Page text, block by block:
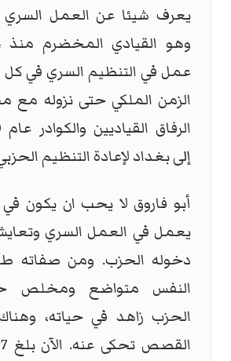
يعرف شيئا عن العمل السري
عمل في التنظيم السري في كل
الزمن الملكي حتى نزوله
إلى بغداد لإعادة التنظيم
أبو فاروق لا يحب ان يكون في
يعمل في العمل السري
دخوله الحزب. ومن صفاته
النفس متواضع ومخلص
الحزب زاهد في حياته،